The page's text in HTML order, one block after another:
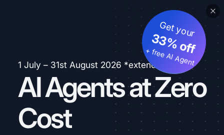
1 July – 31st August 2026 *extended
AI Agents at Zero
Cost
Get your
33% off
+ free AI Agent